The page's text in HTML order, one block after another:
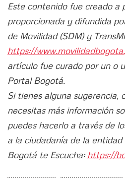
Este contenido fue creado a
proporcionada y difundida
de Movilidad (SDM) y
https://
artículo fue curado por un o
Portal Bogotá.
Si tienes alguna sugerencia,
necesitas más información
puedes hacerlo a través de
a la ciudadanía de la
Bogotá te Escucha: https://